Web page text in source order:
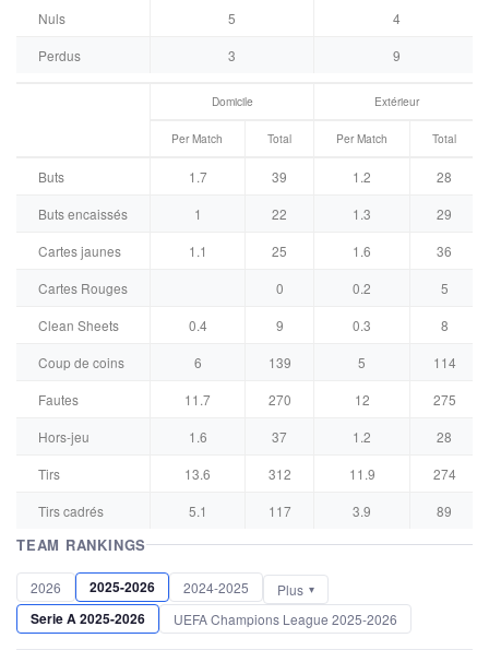
Nuls
5
4
Perdus
3 9
Domicile Extérieur
Per Match Total Per Match Total
Buts 1.7 39 1.2
28
Buts encaissés
1 22 1.3
29
Cartes jaunes
1.1 25 1.6
36
Cartes Rouges
0 0.2
5
Clean Sheets
0.4 9 0.3
8
Coup de coins
6 139 5
114
Fautes
11.7 270 12
275
Hors-jeu
1.6 37 1.2
28
Tirs
13.6 312 11.9
274
Tirs cadrés
5.1 117 3.9 89
TEAM RANKINGS
2026 2025-2026 2024-2025 Plus
Serie A 2025-2026 UEFA Champions League 2025-2026